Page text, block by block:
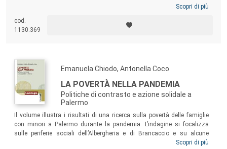
partecipativi per interrogarsi sulla conoscenza che si costruisce nei
logica di co-ricerca. Ne sono risultate piste di ricerca sociale sulle
povertà, le migrazioni forzate, la salute mentale e le dipendenze, la
Scopri di più
cod.
1130.369
Emanuela Chiodo, Antonella Coco
LA POVERTÀ NELLA PANDEMIA
Politiche di contrasto e azione solidale a
Palermo
Il volume illustra i risultati di una ricerca sulla povertà delle famiglie
con minori a Palermo durante la pandemia. L’indagine si focalizza
sulle periferie sociali dell’Albergheria e di Brancaccio e su alcune
strategie di contrasto messe in atto nel welfare locale e comunitario
Scopri di più